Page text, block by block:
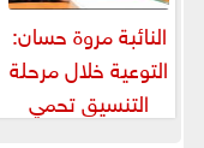
النائبة مروة حسان:
التوعية خلال مرحلة
التنسيق تحمي